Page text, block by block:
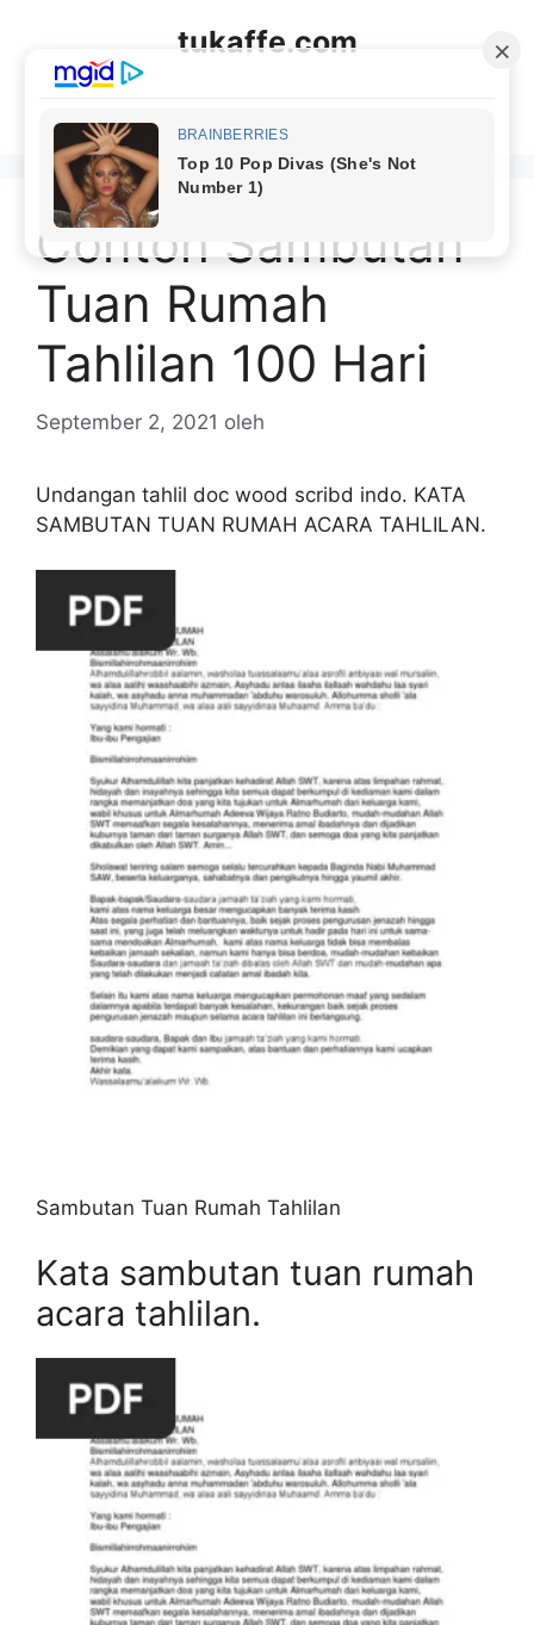
tukaffe.com
Contoh Sambutan
Tuan Rumah
Tahlilan 100 Hari
September 2, 2021 oleh
Undangan tahlil doc wood scribd indo. KATA
SAMBUTAN TUAN RUMAH ACARA TAHLILAN.
Sambutan Tuan Rumah Tahlilan
Kata sambutan tuan rumah
acara tahlilan.